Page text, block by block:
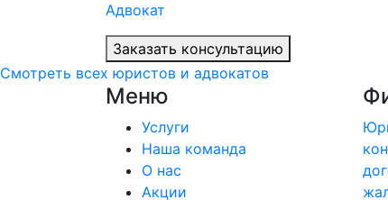
Адвокат
Заказать консультацию
Смотреть всех юристов и адвокатов
Меню
Услуги
Наша команда
О нас
Акции